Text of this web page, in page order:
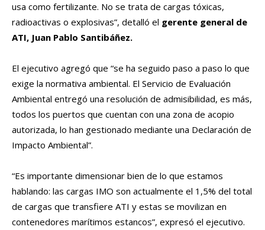
usa como fertilizante. No se trata de cargas tóxicas,
radioactivas o explosivas”, detalló el gerente general de
ATI, Juan Pablo Santibáñez.
El ejecutivo agregó que “se ha seguido paso a paso lo que
exige la normativa ambiental. El Servicio de Evaluación
Ambiental entregó una resolución de admisibilidad, es más,
todos los puertos que cuentan con una zona de acopio
autorizada, lo han gestionado mediante una Declaración de
Impacto Ambiental”.
“Es importante dimensionar bien de lo que estamos
hablando: las cargas IMO son actualmente el 1,5% del total
de cargas que transfiere ATI y estas se movilizan en
contenedores marítimos estancos”, expresó el ejecutivo.